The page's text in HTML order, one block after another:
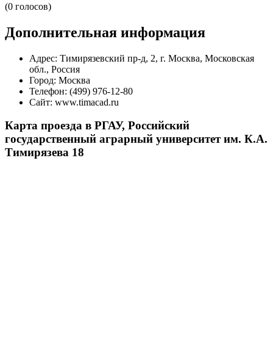
(0 голосов)
Дополнительная информация
Адрес: Тимирязевский пр-д, 2, г. Москва, Московская
обл., Россия
Город: Москва
Телефон: (499) 976-12-80
Сайт: www.timacad.ru
Карта проезда в РГАУ, Российский
государственный аграрный университет им. К.А.
Тимирязева 18